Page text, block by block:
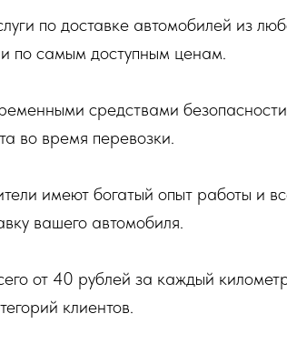
по доставке автомобилей из
по самым доступным ценам.
средствами
во время перевозки.
имеют богатый опыт работы и
вашего автомобиля.
от 40 рублей за каждый
клиентов.